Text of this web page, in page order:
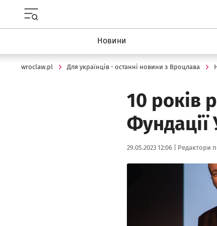
Новини
wroclaw.pl Для українців - останні новини з Вроцлава
10 років
Фундації
Data publikacji:
29.05.2023 12:06 | Autor:
Редактори
Kliknij, aby powiększyć